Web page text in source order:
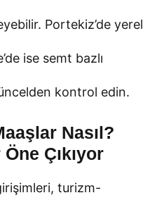
Portekiz’de yerel
ise semt bazlı
kontrol edin.
Nasıl?
Çıkıyor
turizm-